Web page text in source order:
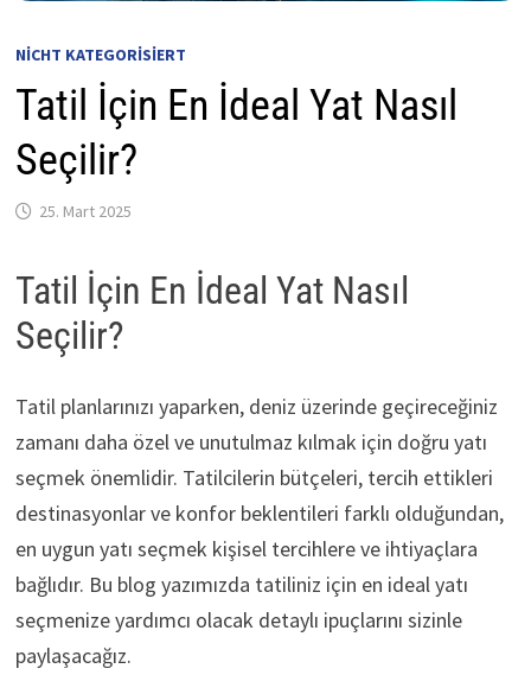
NICHT KATEGORISIERT
Tatil İçin En İdeal Yat Nasıl
Seçilir?
25. Mart 2025
Tatil İçin En İdeal Yat Nasıl
Seçilir?
Tatil planlarınızı yaparken, deniz üzerinde geçireceğiniz
zamanı daha özel ve unutulmaz kılmak için doğru yatı
seçmek önemlidir. Tatilcilerin bütçeleri, tercih ettikleri
destinasyonlar ve konfor beklentileri farklı olduğundan,
en uygun yatı seçmek kişisel tercihlere ve ihtiyaçlara
bağlıdır. Bu blog yazımızda tatiliniz için en ideal yatı
seçmenize yardımcı olacak detaylı ipuçlarını sizinle
paylaşacağız.